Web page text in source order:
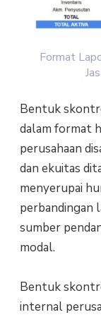
Format
Bentuk
dalam format
perusahaan
dan ekuitas
menyerupai
perbandingan
sumber
modal.
Bentuk
internal